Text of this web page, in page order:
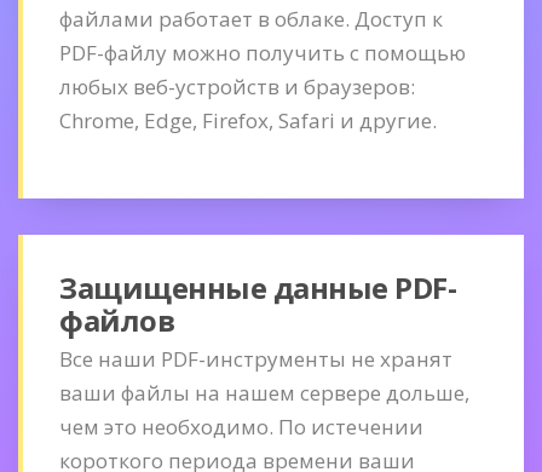
файлами работает в облаке. Доступ к
PDF-файлу можно получить с помощью
любых веб-устройств и браузеров:
Chrome, Edge, Firefox, Safari и другие.
Защищенные данные PDF-
файлов
Все наши PDF-инструменты не хранят
ваши файлы на нашем сервере дольше,
чем это необходимо. По истечении
короткого периода времени ваши